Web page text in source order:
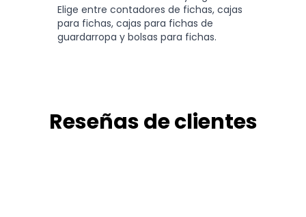
Elige entre contadores de fichas, cajas
para fichas, cajas para fichas de
guardarropa y bolsas para fichas.
Reseñas de clientes